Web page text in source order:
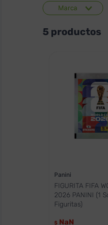
Marca
Panini
5 productos
Panini
FIGURITA FIFA
2026 PANINI (1
Figuritas)
$ NaN